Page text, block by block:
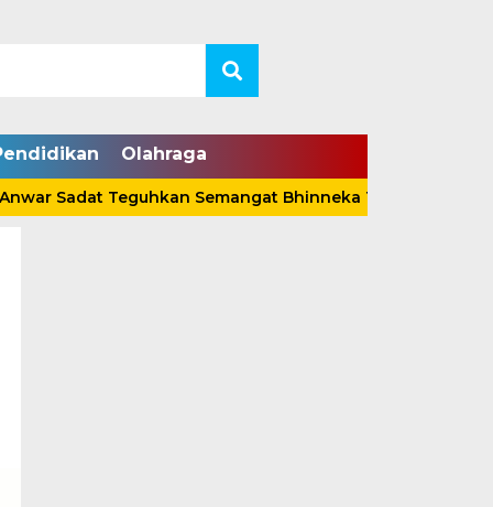
Olahraga
Teguhkan Semangat Bhinneka Tunggal Ika Lewat